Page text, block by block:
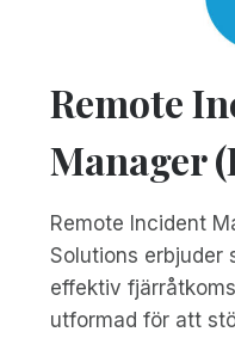
Remote
Manager
Remote Incident
Solutions erbjuder
effektiv
utformad för att